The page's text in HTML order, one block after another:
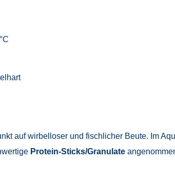
auf wirbelloser und fischlicher Beute. Im
Protein-Sticks/Granulate